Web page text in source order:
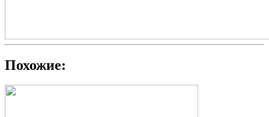
Похожие: